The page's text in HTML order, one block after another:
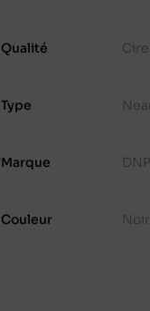
Qualité
Type
Marque
Couleur Noir